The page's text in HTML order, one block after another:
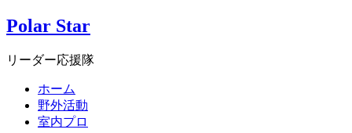
Polar Star
リーダー応援隊
ホーム
野外活動
室内プロ